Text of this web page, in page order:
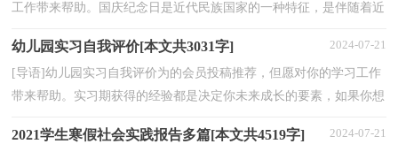
工作带来帮助。国庆纪念日是近代民族国家的一种特征，是伴随着近
幼儿园实习自我评价[本文共3031字] 2024-07-21
[导语]幼儿园实习自我评价为的会员投稿推荐，但愿对你的学习工作
带来帮助。实习期获得的经验都是决定你未来成长的要素，如果你想
2021学生寒假社会实践报告多篇[本文共4519字] 2024-07-21